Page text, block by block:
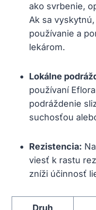
ako svrbenie,
Ak sa
používanie a
lekárom.
Lokálne
používaní
podráždenie
suchosťou
Rezistencia:
viesť k rastu
zníži účinnosť
Druh